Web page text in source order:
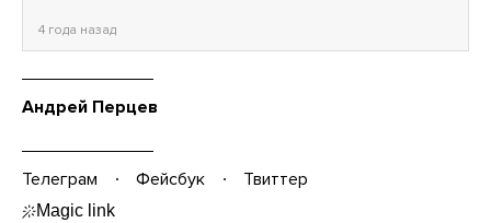
4 года назад
Андрей Перцев
Телеграм Фейсбук Твиттер